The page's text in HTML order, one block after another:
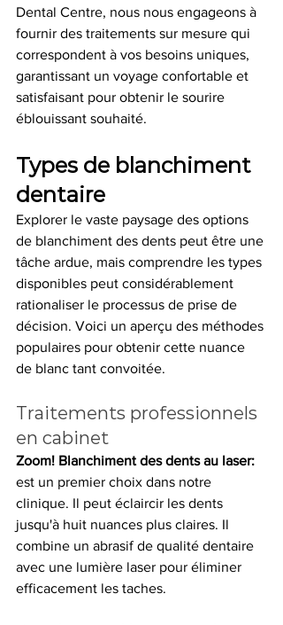
Dental Centre, nous nous engageons à
fournir des traitements sur mesure qui
correspondent à vos besoins uniques,
garantissant un voyage confortable et
satisfaisant pour obtenir le sourire
éblouissant souhaité.
Types de blanchiment
dentaire
Explorer le vaste paysage des options
de blanchiment des dents peut être une
tâche ardue, mais comprendre les types
disponibles peut considérablement
rationaliser le processus de prise de
décision. Voici un aperçu des méthodes
populaires pour obtenir cette nuance
de blanc tant convoitée.
Traitements professionnels
en cabinet
Zoom! Blanchiment des dents au laser:
est un premier choix dans notre
clinique. Il peut éclaircir les dents
jusqu'à huit nuances plus claires. Il
combine un abrasif de qualité dentaire
avec une lumière laser pour éliminer
efficacement les taches.